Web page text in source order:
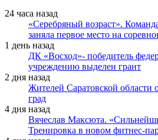
24 часа назад
«Серебряный возраст».
заняла первое место на
1 день назад
ДК «Восход»- победитель
учреждению выделен грант
2 дня назад
Жителей Саратовской области
град
4 дня назад
Вячеслав Максюта.
Тренировка в новом фитнес-